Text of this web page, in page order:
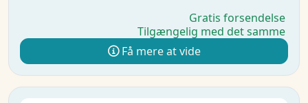
Gratis forsendelse
Tilgængelig med det samme
Få mere at vide